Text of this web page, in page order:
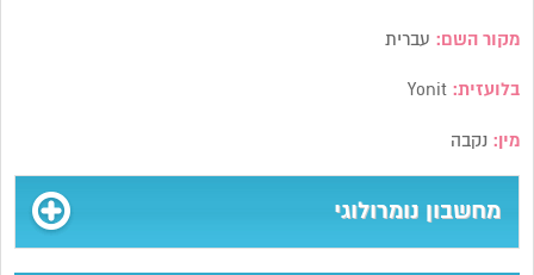
מקור השם: עברית
בלועזית: Yonit
מין: נקבה
מחשבון נומרולוגי